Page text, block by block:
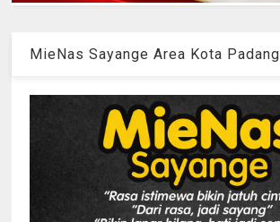
MieNas Sayange Area Kota Padang